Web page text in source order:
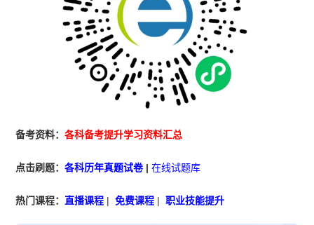
备考资料：各科备考提升学习资料汇总
点击刷题：各科历年真题试卷|在线试题库
热门课程： 直播课程 |免费课程 | 职业技能提升